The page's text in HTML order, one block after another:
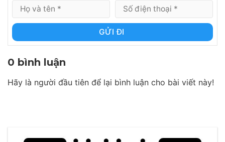
GỬI ĐI
0 bình luận
Hãy là người đầu tiên để lại bình luận cho bài viết này!